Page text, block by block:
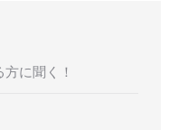
に聞く！